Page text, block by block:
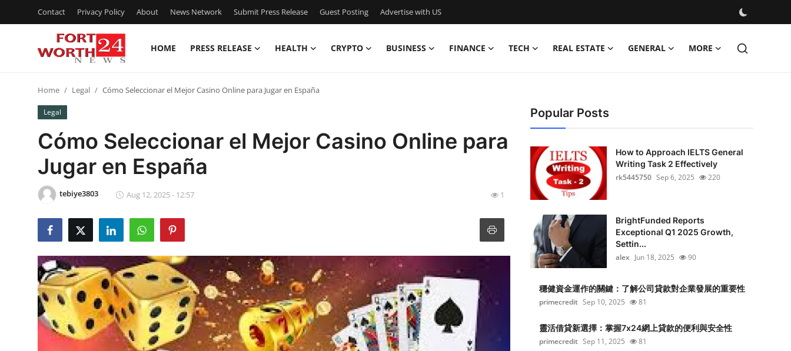
Contact Privacy Policy About News Network Submit Press Release Guest Posting Advertise with US
HOME PRESS RELEASE HEALTH CRYPTO BUSINESS FINANCE TECH REAL ESTATE GENERAL MORE
Press Release
Contact
Privacy Policy
News Network
Submit Press Release
Guest Posting
Home Legal Cómo Seleccionar el Mejor Casino Online para Jugar en España
Legal
Cómo Seleccionar el Mejor Casino Online para
Jugar en España
tebiye3803 Aug 12, 2025 - 12:57 1
Popular Posts
How to Approach IELTS General
Writing Task 2 Effectively
rk5445750 Sep 6, 2025 220
BrightFunded Reports
Exceptional Q1 2025 Growth,
Settin...
alex Jun 18, 2025 90
穩健資金運作的關鍵：了解公司貸款對企業發展的重要性
primecredit Sep 10, 2025 81
靈活借貸新選擇：掌握7x24網上貸款的便利與安全性
primecredit Sep 11, 2025 81